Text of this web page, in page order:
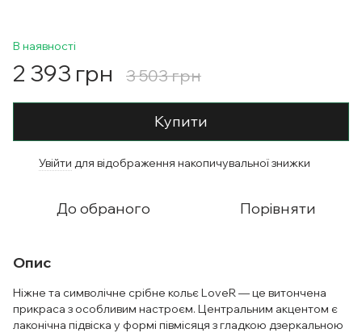
В наявності
2 393 грн 3 503 грн
Купити
Увійти для відображення накопичувальної знижки
До обраного Порівняти
Опис
Ніжне та символічне срібне кольє LoveR — це витончена
прикраса з особливим настроєм. Центральним акцентом є
лаконічна підвіска у формі півмісяця з гладкою дзеркальною